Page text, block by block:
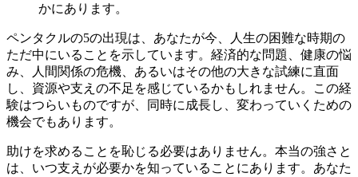
かにあります。
ペンタクルの5の出現は、あなたが今、人生の困難な時期の
ただ中にいることを示しています。経済的な問題、健康の悩
み、人間関係の危機、あるいはその他の大きな試練に直面
し、資源や支えの不足を感じているかもしれません。この経
験はつらいものですが、同時に成長し、変わっていくための
機会でもあります。
助けを求めることを恥じる必要はありません。本当の強さと
は、いつ支えが必要かを知っていることにあります。あなた